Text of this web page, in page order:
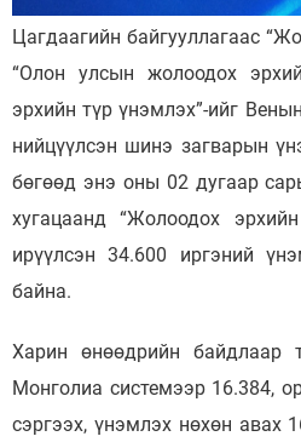
Цагдаагийн байгууллагаас
“Олон улсын жолоодох
эрхийн түр үнэмлэх”-ийг
нийцүүлсэн шинэ загварын
бөгөөд энэ оны 02 дугаар
хугацаанд “Жолоодох
ирүүлсэн 34.600 иргэний
байна.
Харин өнөөдрийн байдлаар
Монголиа системээр 16.384,
сэргээх, үнэмлэх нөхөн авах